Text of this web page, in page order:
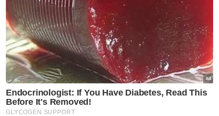
sendiri, melalui ejennya, atau mana-mana
pihak lain daripada mengeluarkan kenyataan
dan kata-kata berunsur fitnah, serta daripada
menerbitkan atau menyebabkan penerbitan
semula kenyataan tersebut.